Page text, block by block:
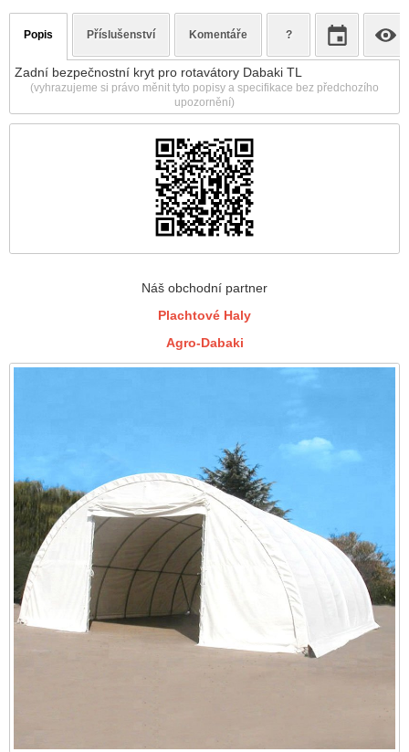
Náš obchodní partner
Plachtové Haly
Agro-Dabaki
Popis Příslušenství Komentáře ?
Zadní bezpečnostní kryt pro rotavátory Dabaki TL
(vyhrazujeme si právo měnit tyto popisy a specifikace bez předchozího
upozornění)